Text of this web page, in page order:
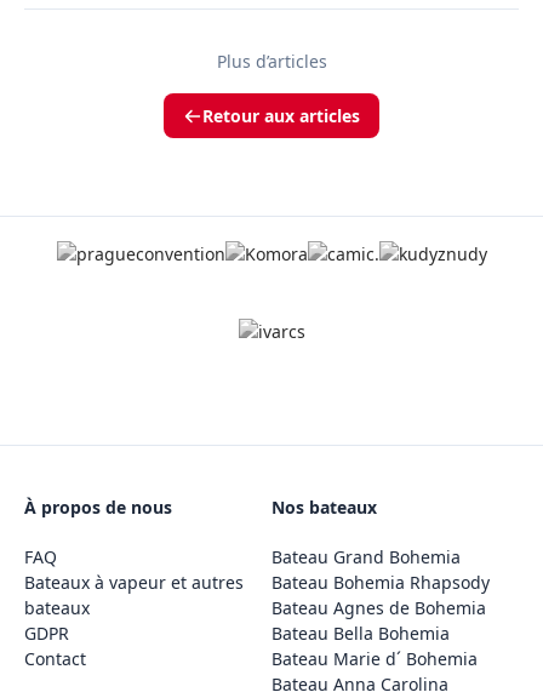
Plus d’articles
Retour aux articles
À propos de nous
FAQ
Bateaux à vapeur et autres
bateaux
GDPR
Contact
Nos bateaux
Bateau Grand Bohemia
Bateau Bohemia Rhapsody
Bateau Agnes de Bohemia
Bateau Bella Bohemia
Bateau Marie d´ Bohemia
Bateau Anna Carolina